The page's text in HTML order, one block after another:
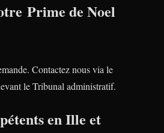
Prime de Noel
Contactez nous via le
le Tribunal administratif.
en Ille et